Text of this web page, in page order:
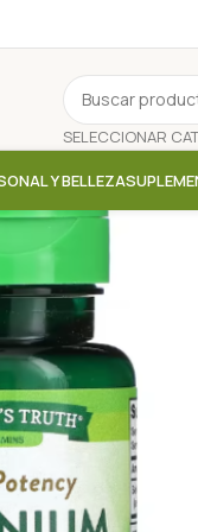
Y BELLEZA